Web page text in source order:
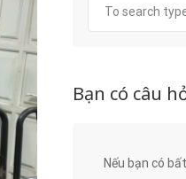
Bạn có câu
Nếu bạn có